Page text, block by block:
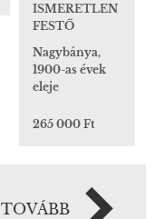
ISMERETLEN
FESTŐ
Nagybánya,
1900-as évek
eleje
265 000 Ft
TOVÁBB